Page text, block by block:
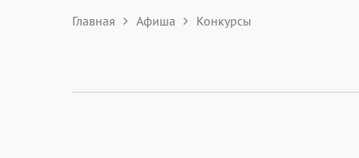
Главная Афиша Конкурсы